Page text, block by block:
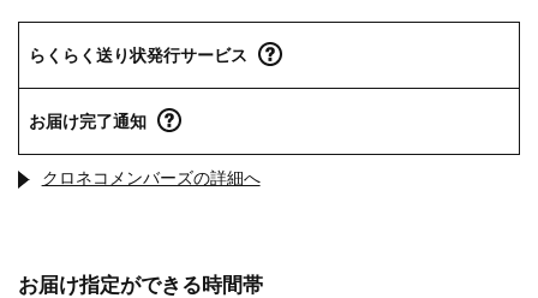
らくらく送り状発行サービス
お届け完了通知
クロネコメンバーズの詳細へ
お届け指定ができる時間帯